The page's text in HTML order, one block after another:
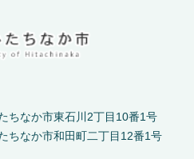
なか市東石川2丁目10番1号
なか市和田町二丁目12番1号